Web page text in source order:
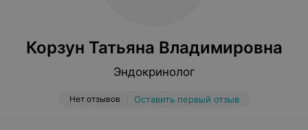
Корзун Татьяна Владимировна
Эндокринолог
Нет отзывов Оставить первый отзыв